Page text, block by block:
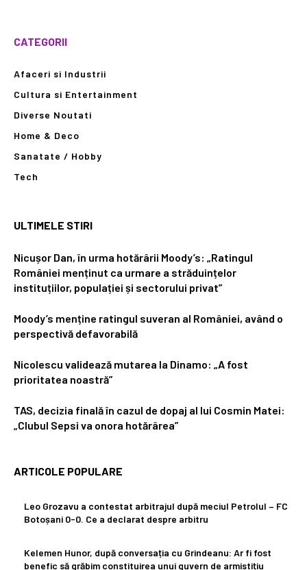
CATEGORII
Afaceri si Industrii
Cultura si Entertainment
Diverse Noutati
Home & Deco
Sanatate / Hobby
Tech
ULTIMELE STIRI
Nicușor Dan, în urma hotărârii Moody’s: „Ratingul
României menținut ca urmare a străduințelor
instituțiilor, populației și sectorului privat”
Moody’s menține ratingul suveran al României, având o
perspectivă defavorabilă
Nicolescu validează mutarea la Dinamo: „A fost
prioritatea noastră”
TAS, decizia finală în cazul de dopaj al lui Cosmin Matei:
„Clubul Sepsi va onora hotărârea”
ARTICOLE POPULARE
Leo Grozavu a contestat arbitrajul după meciul Petrolul – FC
Botoșani 0-0. Ce a declarat despre arbitru
Kelemen Hunor, după conversația cu Grindeanu: Ar fi fost
benefic să grăbim constituirea unui guvern de armistițiu